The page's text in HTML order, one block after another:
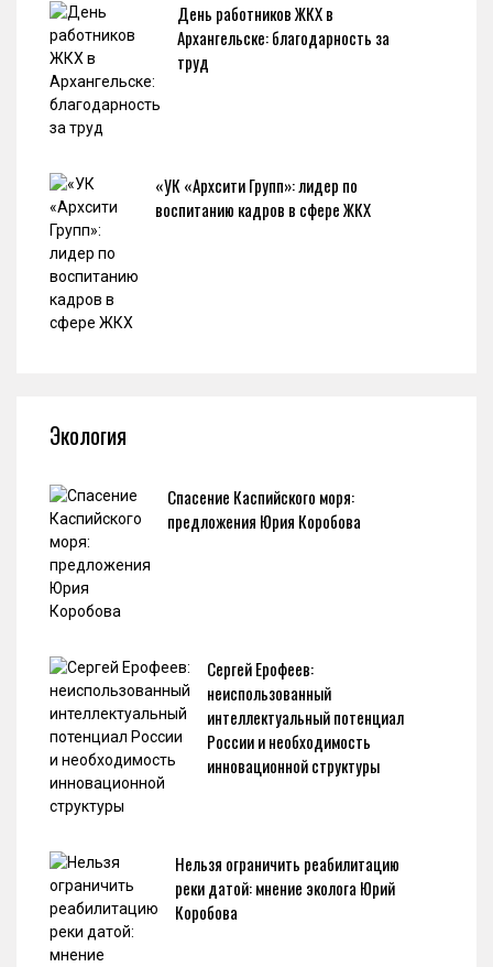
День работников ЖКХ в
Архангельске: благодарность за
труд
«УК «Архсити Групп»: лидер по
воспитанию кадров в сфере ЖКХ
Экология
Спасение Каспийского моря:
предложения Юрия Коробова
Сергей Ерофеев:
неиспользованный
интеллектуальный потенциал
России и необходимость
инновационной структуры
Нельзя ограничить реабилитацию
реки датой: мнение эколога Юрий
Коробова